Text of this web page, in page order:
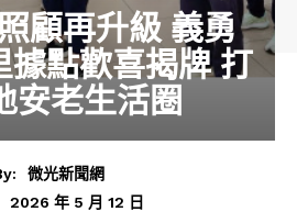
顧再升級 義勇
據點歡喜揭牌 打
安老生活圈
微光新聞網
2026 年 5 月 12 日